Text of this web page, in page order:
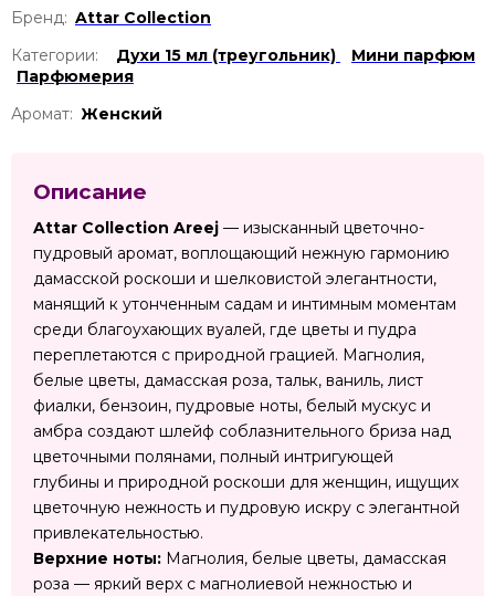
Бренд: Attar Collection
Категории:
Духи 15 мл (треугольник)
Мини парфюм
Парфюмерия
Аромат: Женский
Описание
Attar Collection Areej — изысканный цветочно-
пудровый аромат, воплощающий нежную гармонию
дамасской роскоши и шелковистой элегантности,
манящий к утонченным садам и интимным моментам
среди благоухающих вуалей, где цветы и пудра
переплетаются с природной грацией. Магнолия,
белые цветы, дамасская роза, тальк, ваниль, лист
фиалки, бензоин, пудровые ноты, белый мускус и
амбра создают шлейф соблазнительного бриза над
цветочными полянами, полный интригующей
глубины и природной роскоши для женщин, ищущих
цветочную нежность и пудровую искру с элегантной
привлекательностью.
Верхние ноты: Магнолия, белые цветы, дамасская
роза — яркий верх с магнолиевой нежностью и